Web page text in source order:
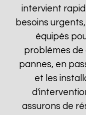
intervient
besoins
équipés
problèmes de
pannes, en
et les
assurons de